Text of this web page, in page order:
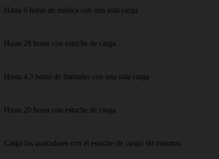
Hasta 6 horas de música con una sola carga
Hasta 28 horas con estuche de carga
Hasta 4,3 horas de llamadas con una sola carga
Hasta 20 horas con estuche de carga
Carga los auriculares con el estuche de carga: 60 minutos.